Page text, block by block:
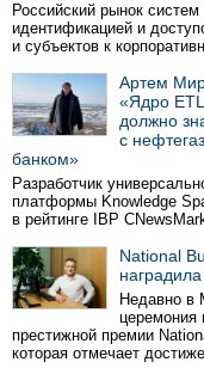
Российский рынок
идентификацией и
и субъектов к
Артем
«Ядро
должно
с
банком»
Разработчик
платформы Knowledge
в рейтинге IBP
National
Недавно в
церемония
престижной премии
которая отмечает